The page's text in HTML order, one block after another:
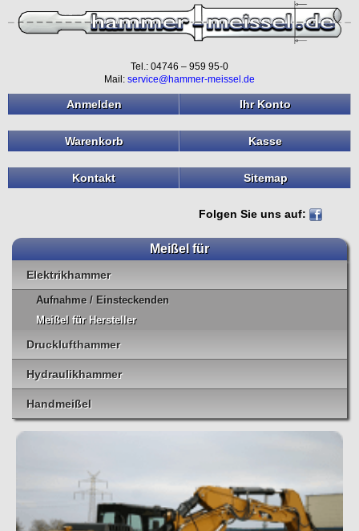
Tel.: 04746 – 959 95-0
Mail: service@hammer-meissel.de
Anmelden Ihr Konto
Warenkorb Kasse
Kontakt Sitemap
Folgen Sie uns auf:
Meißel für
Elektrikhammer
Aufnahme / Einsteckenden
Meißel für Hersteller
Drucklufthammer
Hydraulikhammer
Handmeißel